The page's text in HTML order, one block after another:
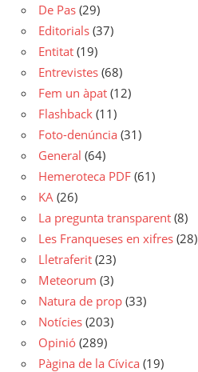
De Pas (29)
Editorials (37)
Entitat (19)
Entrevistes (68)
Fem un àpat (12)
Flashback (11)
Foto-denúncia (31)
General (64)
Hemeroteca PDF (61)
KA (26)
La pregunta transparent (8)
Les Franqueses en xifres (28)
Lletraferit (23)
Meteorum (3)
Natura de prop (33)
Notícies (203)
Opinió (289)
Pàgina de la Cívica (19)